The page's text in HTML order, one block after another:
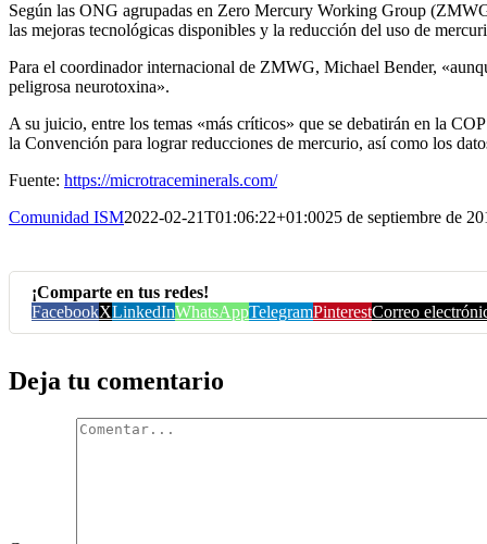
Según las ONG agrupadas en Zero Mercury Working Group
las mejoras tecnológicas disponibles y la reducción del uso de
Para el coordinador internacional de ZMWG, Michael Bender,
peligrosa neurotoxina».
A su juicio, entre los temas «más críticos» que se debatirán en la
la Convención para lograr reducciones de mercurio, así como los
Fuente: https://microtraceminerals.com/
Comunidad ISM2022-02-21T01:06:22+01:0025 de septiembre de
¡Comparte en tus redes!
FacebookXLinkedInWhatsAppTelegramPinterestCorreo
Deja tu comentario